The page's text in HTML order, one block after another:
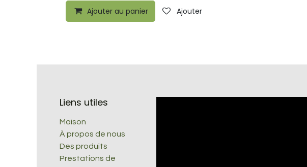
Ajouter au panier Ajouter à la liste de souhaits
Liens utiles
Maison
À propos de nous
Des produits
Prestations de